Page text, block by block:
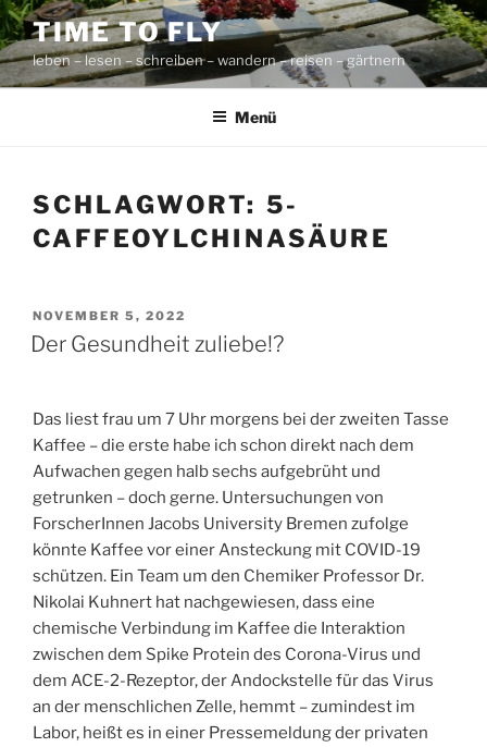
Zum
Inhalt
springen
TIME TO FLY
leben – lesen – schreiben – wandern – reisen – gärtnern
Menü
SCHLAGWORT: 5-
CAFFEOYLCHINASÄURE
VERÖFFENTLICHT
AM
NOVEMBER 5, 2022
Der Gesundheit zuliebe!?
Das liest frau um 7 Uhr morgens bei der zweiten Tasse
Kaffee – die erste habe ich schon direkt nach dem
Aufwachen gegen halb sechs aufgebrüht und
getrunken – doch gerne. Untersuchungen von
ForscherInnen Jacobs University Bremen zufolge
könnte Kaffee vor einer Ansteckung mit COVID-19
schützen. Ein Team um den Chemiker Professor Dr.
Nikolai Kuhnert hat nachgewiesen, dass eine
chemische Verbindung im Kaffee die Interaktion
zwischen dem Spike Protein des Corona-Virus und
dem ACE-2-Rezeptor, der Andockstelle für das Virus
an der menschlichen Zelle, hemmt – zumindest im
Labor, heißt es in einer Pressemeldung der privaten